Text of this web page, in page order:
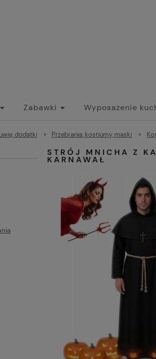
Zabawki Wyposażenie
dodatki » Przebrania, kostiumy, maski »
STRÓJ MNICHA Z
KARNAWAŁ